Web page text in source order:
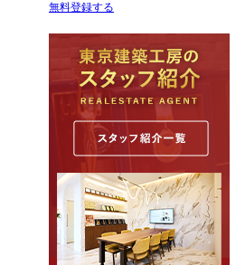
無料登録する